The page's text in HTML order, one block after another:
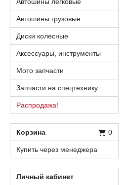
Автошины грузовые
Диски колесные
Аксессуары, инструменты
Мото запчасти
Запчасти на спецтехнику
Распродажа!
Корзина 0
Купить через менеджера
Личный кабинет